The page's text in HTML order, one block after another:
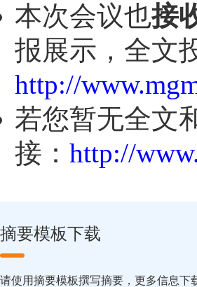
本次会议也接
报展示，全文
http://
若您暂无全文
接： http://
摘要模板下载
请使用摘要模板撰写摘要，更多信息下